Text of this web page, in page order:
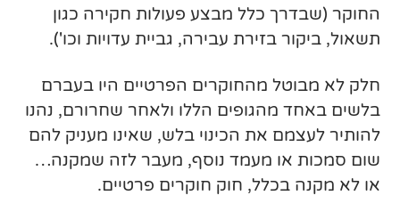
החוקר (שבדרך כלל מבצע פעולות חקירה כגון
תשאול, ביקור בזירת עבירה, גביית עדויות וכו').
חלק לא מבוטל מהחוקרים הפרטיים היו בעברם
בלשים באחד מהגופים הללו ולאחר שחרורם, נהנו
להותיר לעצמם את הכינוי בלש, שאינו מעניק להם
שום סמכות או מעמד נוסף, מעבר לזה שמקנה…
או לא מקנה בכלל, חוק חוקרים פרטיים.